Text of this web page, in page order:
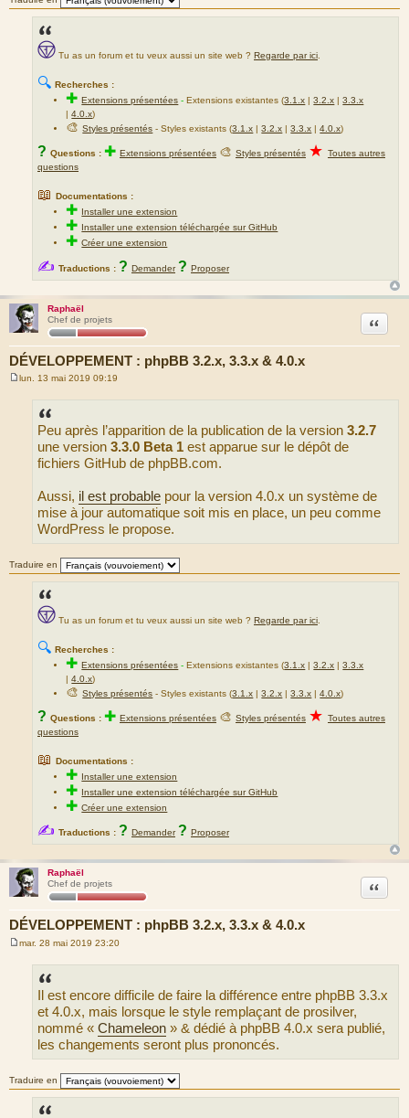
Tu as un forum et tu veux aussi un site web ? Regarde par ici
🔍 Recherches :
✚Extensions présentées -Extensions existantes (3.1.x |3.2.x |3.3.x
|4.0.x)
🎨Styles présentés - Styles existants (3.1.x |3.2.x |3.3.x |4.0.x)
? Questions : ✚ Extensions présentées 🎨 Styles présentés ★ Toutes autres
questions
📖 Documentations :
✚ Installer une extension
✚ Installer une extension téléchargée sur GitHub
✚Créer une extension
✍ Traductions : ? Demander ? Proposer
Raphaël
Chef de projets
DÉVELOPPEMENT : phpBB 3.2.x, 3.3.x & 4.0.x
Citation
lun. 13 mai 2019 09:19
Peu après l’apparition de la publication de la version 3.2.7
une version 3.3.0 Beta 1 est apparue sur le dépôt de
fichiers GitHub de phpBB.com.
Aussi, il est probable pour la version 4.0.x un système de
mise à jour automatique soit mis en place, un peu comme
WordPress le propose.
Traduire en
Tu as un forum et tu veux aussi un site web ? Regarde par ici
🔍 Recherches :
✚Extensions présentées -Extensions existantes (3.1.x |3.2.x |3.3.x
|4.0.x)
🎨Styles présentés - Styles existants (3.1.x |3.2.x |3.3.x |4.0.x)
? Questions : ✚ Extensions présentées 🎨 Styles présentés ★ Toutes autres
questions
📖 Documentations :
✚ Installer une extension
✚ Installer une extension téléchargée sur GitHub
✚Créer une extension
✍ Traductions : ? Demander ? Proposer
Raphaël
Chef de projets
DÉVELOPPEMENT : phpBB 3.2.x, 3.3.x & 4.0.x
Citation
mar. 28 mai 2019 23:20
Il est encore difficile de faire la différence entre phpBB 3.3.x
et 4.0.x, mais lorsque le style remplaçant de prosilver,
nommé « Chameleon » & dédié à phpBB 4.0.x sera publié,
les changements seront plus prononcés.
Traduire en